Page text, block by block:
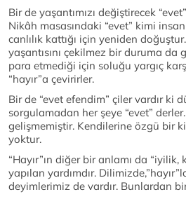
Bir de yaşantımızı değiştirecek
Nikâh masasındaki “evet” kimi
canlılık kattığı için yeniden
yaşantısını çekilmez bir duruma da
para etmediği için soluğu yargıç
“hayır”a çevirirler.
Bir de “evet efendim” çiler vardır ki
sorgulamadan her şeye “evet”
gelişmemiştir. Kendilerine özgü bir
yoktur.
“Hayır”ın diğer bir anlamı da “iyilik,
yapılan yardımdır.
deyimlerimiz de vardır. Bunlardan